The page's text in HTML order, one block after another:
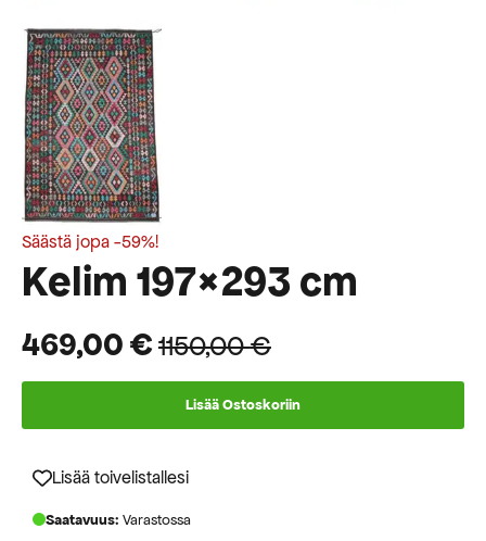
Säästä jopa -59%!
Kelim 197×293 cm
1150,00€
Alkuperäinen
oli:
1150,00 €.
469,00€
Nykyinen
on:
469,00 €.
Lisää Ostoskoriin
Lisää toivelistallesi
Saatavuus: Varastossa